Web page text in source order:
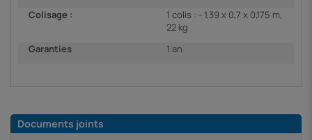
Colisage :
1 colis : - 1,39 x 0,7 x 0,175 m,
22 kg
Garanties
1 an
Documents joints